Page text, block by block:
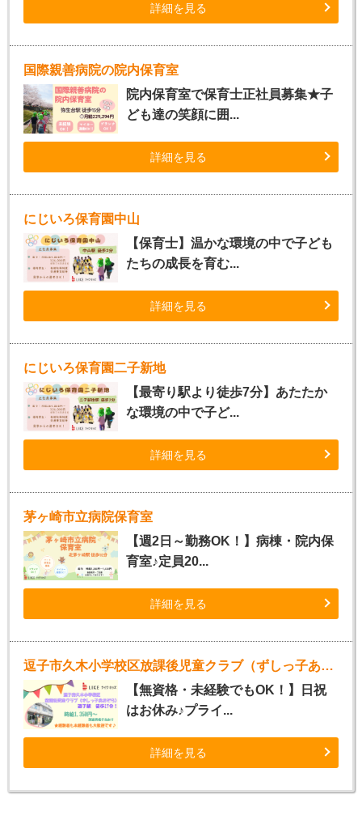
詳細を見る
国際親善病院の院内保育室
院内保育室で保育士正社員募集★子
ども達の笑顔に囲...
詳細を見る
にじいろ保育園中山
【保育士】温かな環境の中で子ども
たちの成長を育む...
詳細を見る
にじいろ保育園二子新地
【最寄り駅より徒歩7分】あたたか
な環境の中で子ど...
詳細を見る
茅ヶ崎市立病院保育室
【週2日～勤務OK！】病棟・院内保
育室♪定員20...
詳細を見る
逗子市久木小学校区放課後児童クラブ（ずしっ子あおぞら）
【無資格・未経験でもOK！】日祝
はお休み♪プライ...
詳細を見る